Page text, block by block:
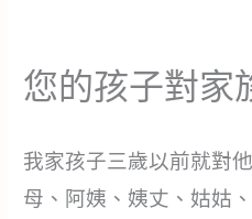
您的孩子對家
我家孩子三歲以前就對
母、阿姨、姨丈、姑姑